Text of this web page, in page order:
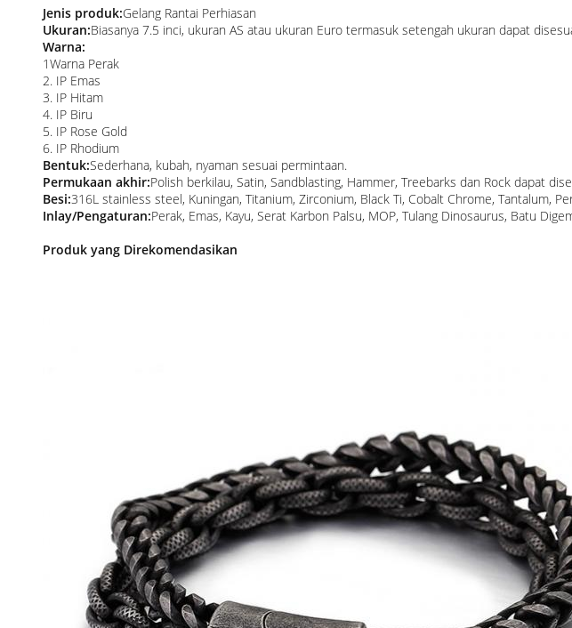
Jenis produk:Gelang Rantai Perhiasan
Ukuran:Biasanya 7.5 inci, ukuran AS atau ukuran Euro termasuk setengah ukuran dapat
Warna:
1Warna Perak
2. IP Emas
3. IP Hitam
4. IP Biru
5. IP Rose Gold
6. IP Rhodium
Bentuk:Sederhana, kubah, nyaman sesuai permintaan.
Permukaan akhir:Polish berkilau, Satin, Sandblasting, Hammer, Treebarks dan Rock dapat
Besi:316L stainless steel, Kuningan, Titanium, Zirconium, Black Ti, Cobalt Chrome, Tantalum,
Inlay/Pengaturan:Perak, Emas, Kayu, Serat Karbon Palsu, MOP, Tulang Dinosaurus, Batu
Produk yang Direkomendasikan